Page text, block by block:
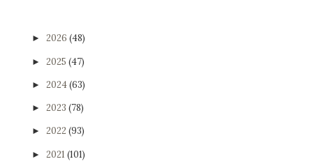
► 2026 (48)
► 2025 (47)
► 2024(63)
► 2023 (78)
► 2022 (93)
► 2021 (101)